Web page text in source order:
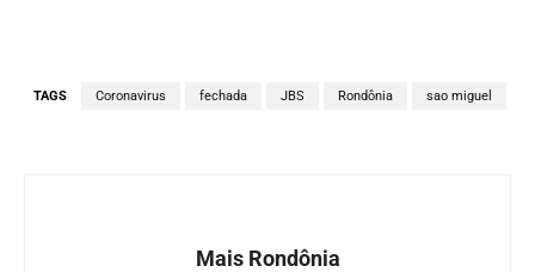
TAGS Coronavirus fechada JBS Rondônia sao miguel
Mais Rondônia